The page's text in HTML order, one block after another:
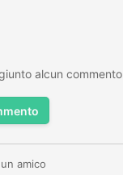
alcun commento
amico